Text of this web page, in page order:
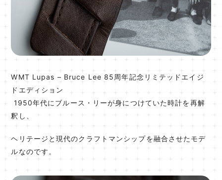
WMT Lupas – Bruce Lee 85周年記念リミテッドエイジ
ドエディション
1950年代にブルース・リーが身につけていた時計を再解
釈し、
ヘリテージと現代のクラフトマンシップを融合させたモデ
ルなのです。